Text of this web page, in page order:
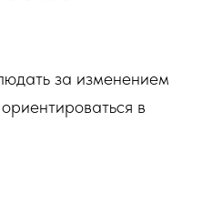
за изменением
в